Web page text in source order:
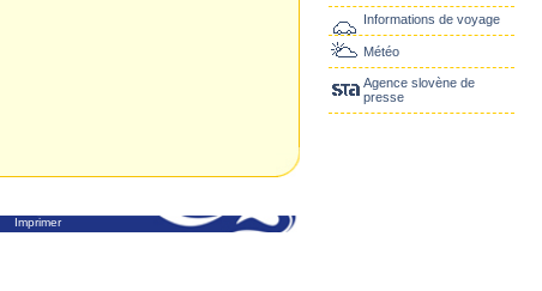
Informations de voyage
Météo
Agence slovène de
presse
Imprimer